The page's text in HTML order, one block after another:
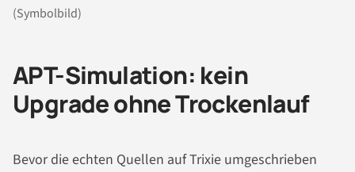
(Symbolbild)
APT-Simulation: kein
Upgrade ohne Trockenlauf
Bevor die echten Quellen auf Trixie umgeschrieben